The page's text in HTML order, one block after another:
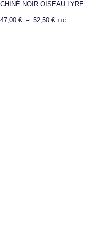
CHINÉ NOIR OISEAU LYRE
47,00 € – 52,50 € TTC